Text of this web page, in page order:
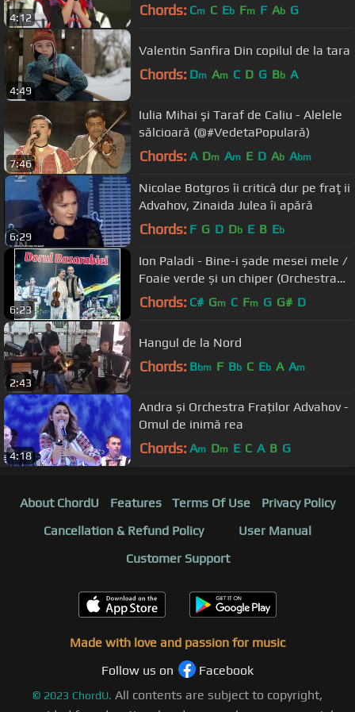
4:12 Chords: Cm C Eb Fm F Ab G
4:49
Valentin Sanfira Din copilul de la tara
Chords: Dm Am C D G Bb A
7:46
Iulia Mihai şi Taraf de Caliu - Alelele
sălcioară (@#VedetaPopulară)
Chords: A Dm Am E D Ab Abm
6:29
Nicolae Botgros îi critică dur pe fraţii
Advahov, Zinaida Julea îi apără
Chords: F G D Db E B Eb
6:23
Ion Paladi - Bine-i șade mesei mele /
Foaie verde și un chiper (Orchestra
Lăutarii)
Chords: C# Gm C Fm G G# D
2:43
Hangul de la Nord
Chords: Bbm F Bb C Eb A Am
4:18
Andra și Orchestra Fraților Advahov -
Omul de inimă rea
Chords: Am Dm E C A B G
About ChordU Features Terms Of Use
Privacy Policy
Cancellation & Refund Policy
User Manual
Customer Support
Made with love and passion for music
Follow us on
Facebook
© 2023 ChordU. All contents are subject to copyright,